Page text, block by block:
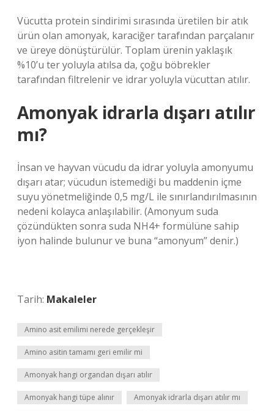
Vücutta protein sindirimi sırasında üretilen bir atık
ürün olan amonyak, karaciğer tarafından parçalanır
ve üreye dönüştürülür. Toplam ürenin yaklaşık
%10’u ter yoluyla atılsa da, çoğu böbrekler
tarafından filtrelenir ve idrar yoluyla vücuttan atılır.
Amonyak idrarla dışarı atılır
mı?
İnsan ve hayvan vücudu da idrar yoluyla amonyumu
dışarı atar; vücudun istemediği bu maddenin içme
suyu yönetmeliğinde 0,5 mg/L ile sınırlandırılmasının
nedeni kolayca anlaşılabilir. (Amonyum suda
çözündükten sonra suda NH4+ formülüne sahip
iyon halinde bulunur ve buna “amonyum” denir.)
Tarih: Makaleler
Amino asit emilimi nerede gerçekleşir
Amino asitin tamamı geri emilir mi
Amonyak hangi organdan dışarı atılır
Amonyak hangi tüpe alınır Amonyak idrarla dışarı atılır mı